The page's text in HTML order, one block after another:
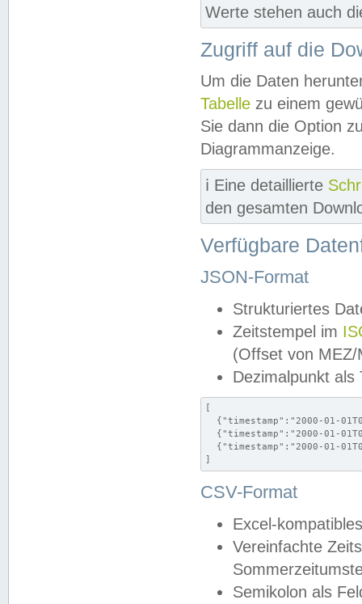
Werte stehen auch
Zugriff auf die
Um die Daten
Tabelle zu einem
Sie dann die Option
Diagrammanzeige.
ℹ️ Eine detaillierte
den gesamten
Verfügbare
JSON-Format
Strukturiertes
Zeitstempel im
(Offset von MEZ/
Dezimalpunkt als
[
{"timestamp":"2000-01-
{"timestamp":"2000-01-
{"timestamp":"2000-01-
]
CSV-Format
Excel-
Vereinfachte
Semikolon als